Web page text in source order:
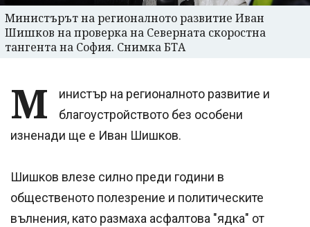
Министърът на регионалното развитие Иван
Шишков на проверка на Северната скоростна
тангента на София. Снимка БТА
М
инистър на регионалното развитие и
благоустройството без особени
изненади ще е Иван Шишков.
Шишков влезе силно преди години в
общественото полезрение и политическите
вълнения, като размаха асфалтова "ядка" от